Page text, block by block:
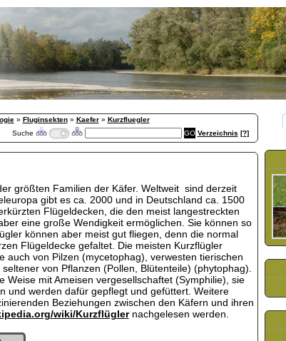
» Fluginsekten» Kaefer» Kurzfluegler
Suche
Verzeichnis [?]
größten Familien der Käfer. Weltweit sind derzeit
gibt es ca. 2000 und in Deutschland ca. 1500
Flügeldecken, die den meist langestreckten
eine große Wendigkeit ermöglichen. Sie können so
können aber meist gut fliegen, denn die normal
Flügeldecke gefaltet. Die meisten Kurzflügler
auch von Pilzen (mycetophag), verwesten tierischen
von Pflanzen (Pollen, Blütenteile) (phytophag).
Weise mit Ameisen vergesellschaftet (Symphilie), sie
und werden dafür gepflegt und gefüttert. Weitere
Beziehungen zwischen den Käfern und ihren
wiki/Kurzflüglernachgelesen werden.